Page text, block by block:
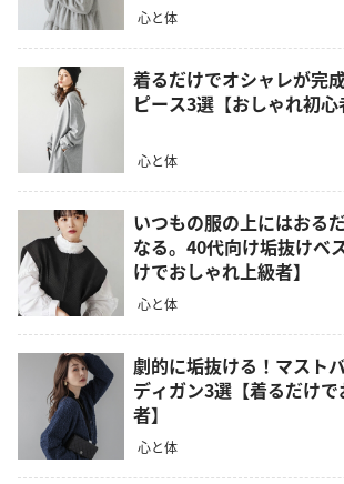
心と体
着るだけでオシャレが完
ピース3選【おしゃれ初心
心と体
いつもの服の上にはおる
なる。40代向け垢抜けベ
けでおしゃれ上級者】
心と体
劇的に垢抜ける！マスト
ディガン3選【着るだけ
者】
心と体